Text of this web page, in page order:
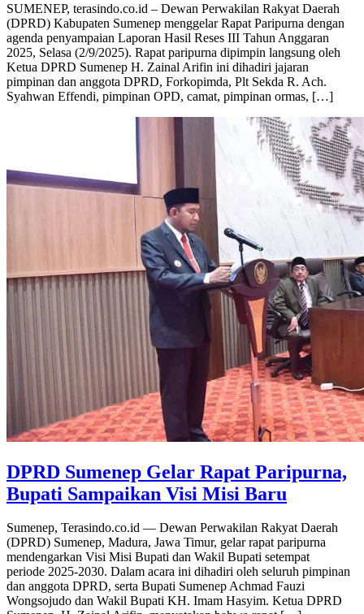
SUMENEP, terasindo.co.id – Dewan Perwakilan Rakyat Daerah
(DPRD) Kabupaten Sumenep menggelar Rapat Paripurna dengan
agenda penyampaian Laporan Hasil Reses III Tahun Anggaran
2025, Selasa (2/9/2025). Rapat paripurna dipimpin langsung oleh
Ketua DPRD Sumenep H. Zainal Arifin ini dihadiri jajaran
pimpinan dan anggota DPRD, Forkopimda, Plt Sekda R. Ach.
Syahwan Effendi, pimpinan OPD, camat, pimpinan ormas, […]
DPRD Sumenep Gelar Rapat Paripurna,
Bupati Sampaikan Visi Misi Baru
Sumenep, Terasindo.co.id — Dewan Perwakilan Rakyat Daerah
(DPRD) Sumenep, Madura, Jawa Timur, gelar rapat paripurna
mendengarkan Visi Misi Bupati dan Wakil Bupati setempat
periode 2025-2030. Dalam acara ini dihadiri oleh seluruh pimpinan
dan anggota DPRD, serta Bupati Sumenep Achmad Fauzi
Wongsojudo dan Wakil Bupati KH. Imam Hasyim. Ketua DPRD